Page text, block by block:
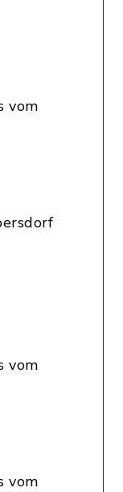
vom
vom
vom